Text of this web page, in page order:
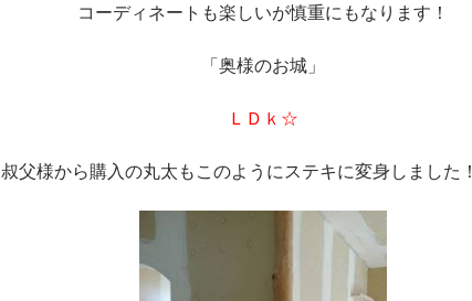
コーディネートも楽しいが慎重にもなります！
「奥様のお城」
ＬＤｋ☆
叔父様から購入の丸太もこのようにステキに変身しました！